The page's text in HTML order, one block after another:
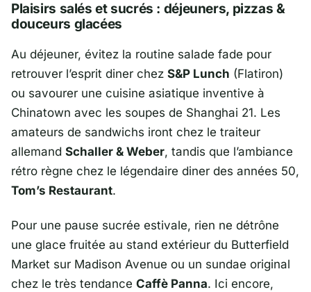
Plaisirs salés et sucrés : déjeuners, pizzas &
douceurs glacées
Au déjeuner, évitez la routine salade fade pour
retrouver l’esprit diner chez S&P Lunch (Flatiron)
ou savourer une cuisine asiatique inventive à
Chinatown avec les soupes de Shanghai 21. Les
amateurs de sandwichs iront chez le traiteur
allemand Schaller & Weber, tandis que l’ambiance
rétro règne chez le légendaire diner des années 50,
Tom’s Restaurant.
Pour une pause sucrée estivale, rien ne détrône
une glace fruitée au stand extérieur du Butterfield
Market sur Madison Avenue ou un sundae original
chez le très tendance Caffè Panna. Ici encore,